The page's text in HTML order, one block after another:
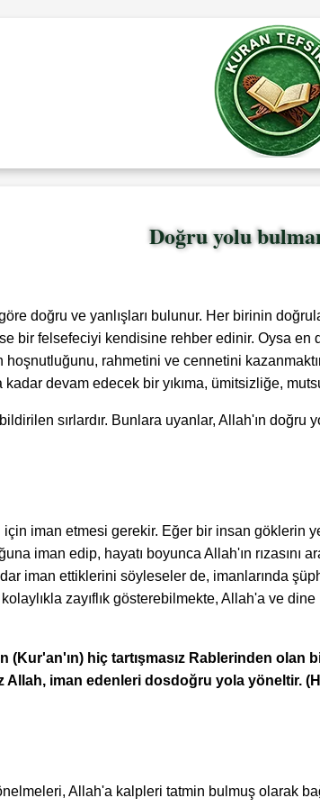
Doğru yolu
doğru ve yanlışları bulunur. Her birinin
bir felsefeciyi kendisine rehber edinir. Oysa
rahmetini ve cennetini
devam edecek bir yıkıma, ümitsizliğe,
sırlardır. Bunlara uyanlar, Allah'ın doğru
iman etmesi gerekir. Eğer bir insan göklerin
iman edip, hayatı boyunca Allah'ın
iman ettiklerini söyleseler de, imanlarında
zayıflık gösterebilmekte, Allah'a ve
(Kur'an'ın) hiç tartışmasız Rablerinden
iman edenleri dosdoğru yola yöneltir.
Allah'a kalpleri tatmin bulmuş olarak